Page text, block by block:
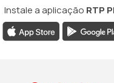
Instale a aplicação RTP